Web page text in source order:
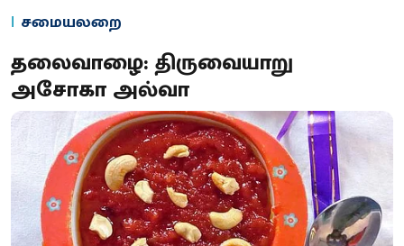
சமையலறை
தலைவாழை: திருவையாறு
அசோகா அல்வா